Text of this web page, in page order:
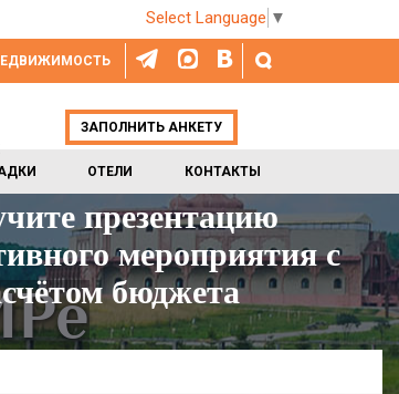
Select Language ▼
ОТЕЛИ КОНТАКТЫ
ЗАПОЛНИТЬ АНКЕТУ
презентацию
мероприятия с
бюджета